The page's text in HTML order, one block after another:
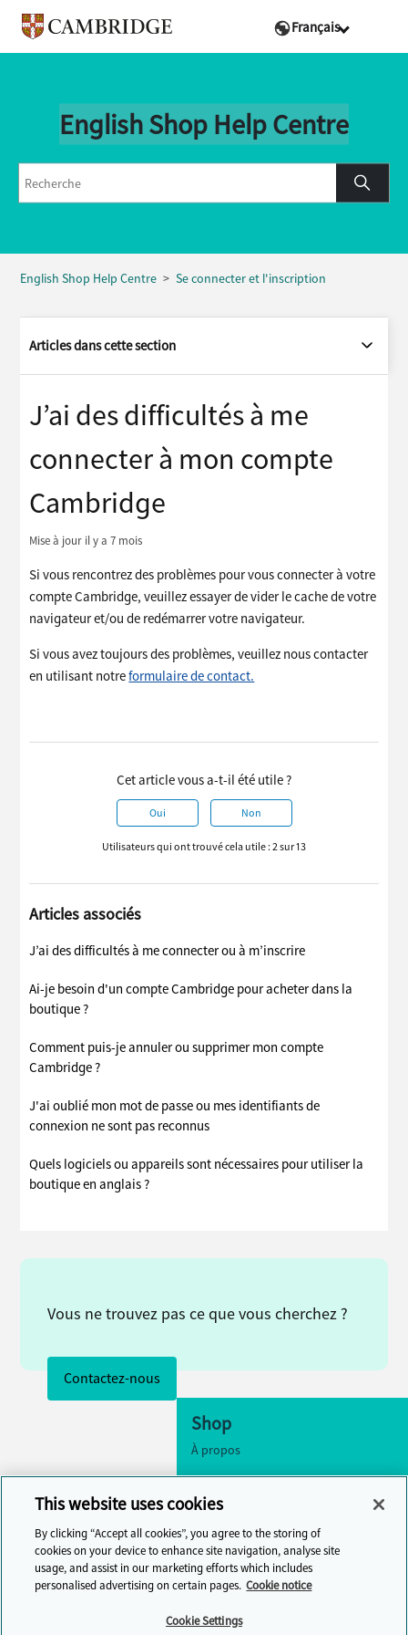
Français
English Shop Help Centre
English Shop Help Centre Se connecter et l'inscription
Articles dans cette section
J’ai des difficultés à me
connecter à mon compte
Cambridge
Mise à jour il y a 7 mois
Si vous rencontrez des problèmes pour vous connecter à votre
compte Cambridge, veuillez essayer de vider le cache de votre
navigateur et/ou de redémarrer votre navigateur.
Si vous avez toujours des problèmes, veuillez nous contacter
en utilisant notreformulaire de contact.
Cet article vous a-t-il été utile ?
Oui Non
Utilisateurs qui ont trouvé cela utile : 2 sur 13
Articles associés
J’ai des difficultés à me connecter ou à m’inscrire
Ai-je besoin d'un compte Cambridge pour acheter dans la
boutique ?
Comment puis-je annuler ou supprimer mon compte
Cambridge ?
J'ai oublié mon mot de passe ou mes identifiants de
connexion ne sont pas reconnus
Quels logiciels ou appareils sont nécessaires pour utiliser la
boutique en anglais ?
Vous ne trouvez pas ce que vous cherchez ?
Contactez-nous
Shop
À propos
Contactez-nous
Centre d'aide
Cambridge One
This website uses cookies
By clicking “Accept all cookies”, you agree to the storing of
cookies on your device to enhance site navigation, analyse site
usage, and assist in our marketing efforts which includes
personalised advertising on certain pages. Cookie notice
Cookie Settings